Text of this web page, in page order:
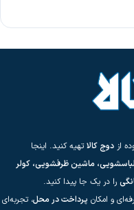
از دوج کالاتهیه کنید. اینجا
ماشین ظرفشویی، کولر
را در یک جا پیدا کنید.
و امکان پرداخت در محل، تجربه‌ای